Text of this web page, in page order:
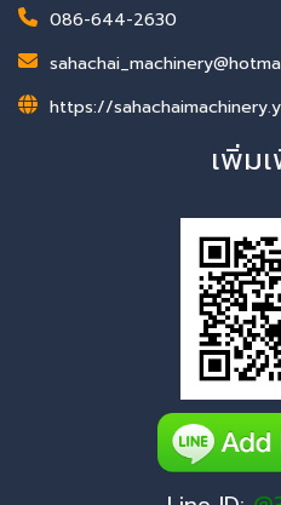
086-644-2630
https://
เพิ่ม